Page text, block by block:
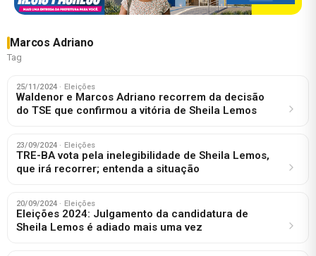
Marcos Adriano
Tag
25/11/2024 · Eleições
Waldenor e Marcos Adriano recorrem da decisão
do TSE que confirmou a vitória de Sheila Lemos
23/09/2024 · Eleições
TRE-BA vota pela inelegibilidade de Sheila Lemos,
que irá recorrer; entenda a situação
20/09/2024 · Eleições
Eleições 2024: Julgamento da candidatura de
Sheila Lemos é adiado mais uma vez